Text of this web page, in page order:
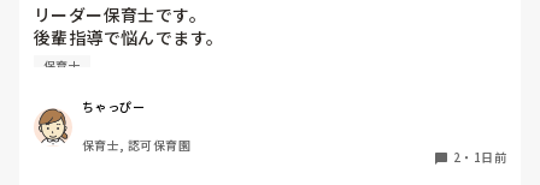
リーダー保育士です。
後輩指導で悩んでます。
初めて年長を持つ後輩がいますが
いで様子見てると直前になるまで何もアクションがなかった
り
他の職員に聞いてる様子もなくて
保育士
ちゃっぴー
保育士, 認可保育園
2 ・ 1日前